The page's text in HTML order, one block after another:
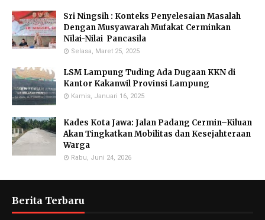
Sri Ningsih : Konteks Penyelesaian Masalah
Dengan Musyawarah Mufakat Cerminkan
Nilai-Nilai Pancasila
Selasa, Maret 25, 2025
LSM Lampung Tuding Ada Dugaan KKN di
Kantor Kakanwil Provinsi Lampung
Kamis, Januari 16, 2025
Kades Kota Jawa: Jalan Padang Cermin–Kiluan
Akan Tingkatkan Mobilitas dan Kesejahteraan
Warga
Rabu, Juni 24, 2026
Berita Terbaru